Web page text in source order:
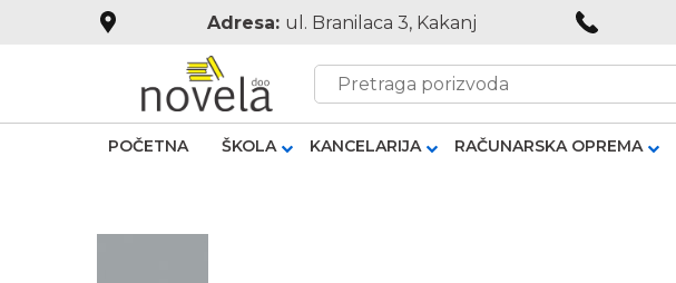
Adresa: ul. Branilaca 3, Kakanj
POČETNA ŠKOLA KANCELARIJA RAČUNARSKA OPREMA